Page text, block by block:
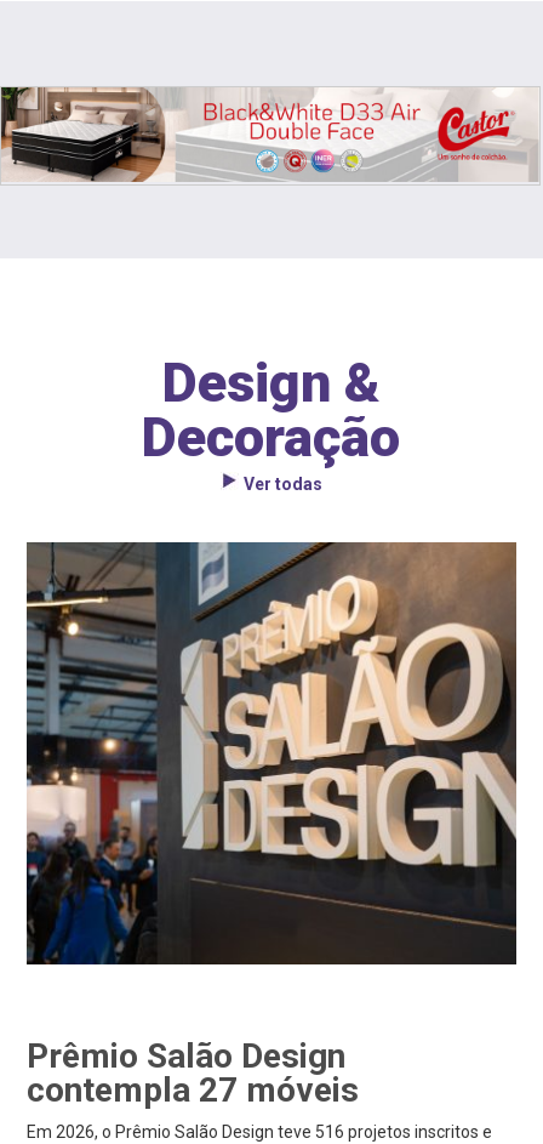
Design &
Decoração
Ver todas
Prêmio Salão Design
contempla 27 móveis
Em 2026, o Prêmio Salão Design teve 516 projetos inscritos e